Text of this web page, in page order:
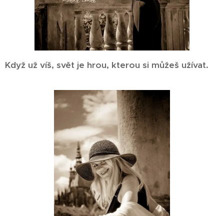
Když už víš, svět je hrou, kterou si můžeš užívat.